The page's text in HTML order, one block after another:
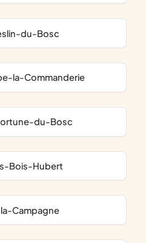
du-Bosc
la-Commanderie
du-Bosc
Bois-Hubert
la-Campagne